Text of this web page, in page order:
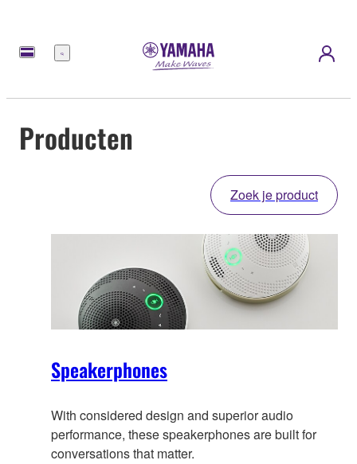
Menu
Producten
Zoek je product
Speakerphones
With considered design and superior audio
performance, these speakerphones are built for
conversations that matter.